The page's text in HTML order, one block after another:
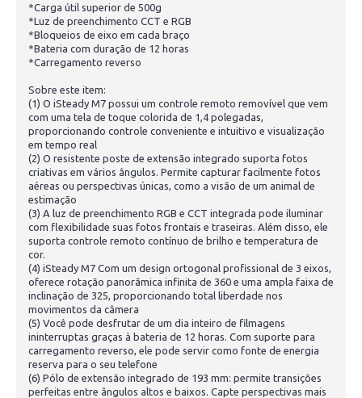
*Carga útil superior de 500g
*Luz de preenchimento CCT e RGB
*Bloqueios de eixo em cada braço
*Bateria com duração de 12 horas
*Carregamento reverso
Sobre este item:
(1) O iSteady M7 possui um controle remoto removível que vem
com uma tela de toque colorida de 1,4 polegadas,
proporcionando controle conveniente e intuitivo e visualização
em tempo real
(2) O resistente poste de extensão integrado suporta fotos
criativas em vários ângulos. Permite capturar facilmente fotos
aéreas ou perspectivas únicas, como a visão de um animal de
estimação
(3) A luz de preenchimento RGB e CCT integrada pode iluminar
com flexibilidade suas fotos frontais e traseiras. Além disso, ele
suporta controle remoto contínuo de brilho e temperatura de
cor.
(4) iSteady M7 Com um design ortogonal profissional de 3 eixos,
oferece rotação panorâmica infinita de 360 e uma ampla faixa de
inclinação de 325, proporcionando total liberdade nos
movimentos da câmera
(5) Você pode desfrutar de um dia inteiro de filmagens
ininterruptas graças à bateria de 12 horas. Com suporte para
carregamento reverso, ele pode servir como fonte de energia
reserva para o seu telefone
(6) Pólo de extensão integrado de 193 mm: permite transições
perfeitas entre ângulos altos e baixos. Capte perspectivas mais